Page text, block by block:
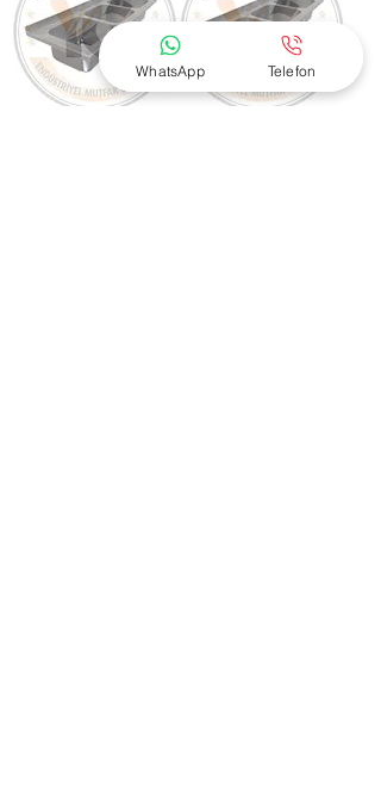
WhatsApp Telefon